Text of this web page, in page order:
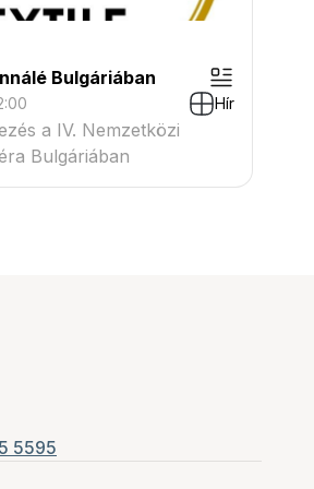
Bulgáriában
Hír
a IV. Nemzetközi
Bulgáriában
5595